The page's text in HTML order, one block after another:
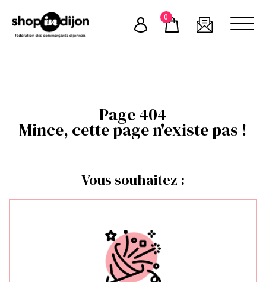
content
0
Page 404
Mince, cette page n'existe pas !
Vous souhaitez :